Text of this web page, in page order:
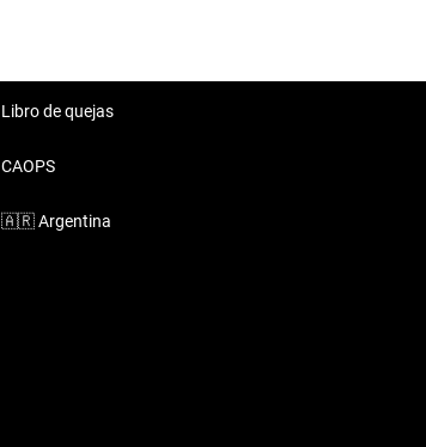
Libro de quejas
CAOPS
🇦🇷 Argentina